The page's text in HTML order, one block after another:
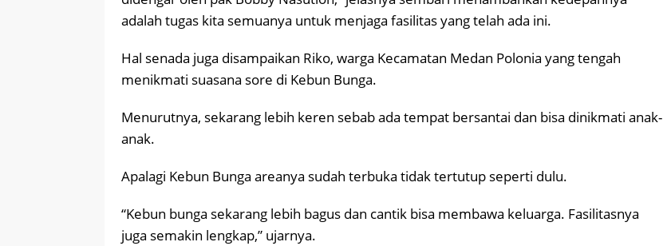
adalah tugas kita semuanya untuk menjaga fasilitas yang telah ada ini.
Hal senada juga disampaikan Riko, warga Kecamatan Medan Polonia yang tengah
menikmati suasana sore di Kebun Bunga.
Menurutnya, sekarang lebih keren sebab ada tempat bersantai dan bisa dinikmati anak-
anak.
Apalagi Kebun Bunga areanya sudah terbuka tidak tertutup seperti dulu.
“Kebun bunga sekarang lebih bagus dan cantik bisa membawa keluarga. Fasilitasnya
juga semakin lengkap,” ujarnya.